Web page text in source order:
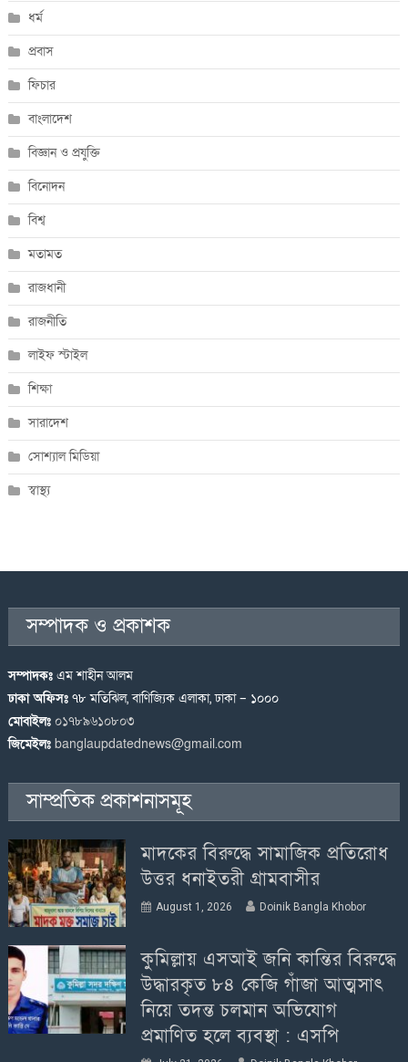
ধর্ম
প্রবাস
ফিচার
বাংলাদেশ
বিজ্ঞান ও প্রযুক্তি
বিনোদন
বিশ্ব
মতামত
রাজধানী
রাজনীতি
লাইফ স্টাইল
শিক্ষা
সারাদেশ
সোশ্যাল মিডিয়া
স্বাস্থ্য
সম্পাদক ও প্রকাশক
সম্পাদকঃ এম শাহীন আলম
ঢাকা অফিসঃ ৭৮ মতিঝিল, বাণিজ্যিক এলাকা, ঢাকা – ১০০০
মোবাইলঃ ০১৭৮৯৬১০৮০৩
জিমেইলঃ banglaupdatednews@gmail.com
সাম্প্রতিক প্রকাশনাসমূহ
মাদকের বিরুদ্ধে সামাজিক প্রতিরোধ
উত্তর ধনাইতরী গ্রামবাসীর
August 1, 2026 Doinik Bangla Khobor
কুমিল্লায় এসআই জনি কান্তির বিরুদ্ধে
উদ্ধারকৃত ৮৪ কেজি গাঁজা আত্মসাৎ
নিয়ে তদন্ত চলমান অভিযোগ
প্রমাণিত হলে ব্যবস্থা : এসপি